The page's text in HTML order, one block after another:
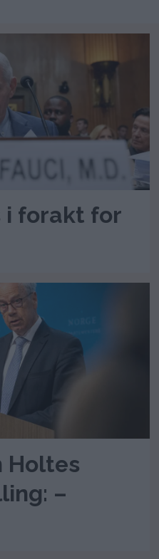
i forakt for
Holtes
–